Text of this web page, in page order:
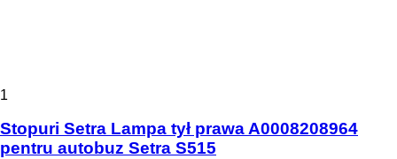
1
Stopuri Setra Lampa tył prawa A0008208964
pentru autobuz Setra S515